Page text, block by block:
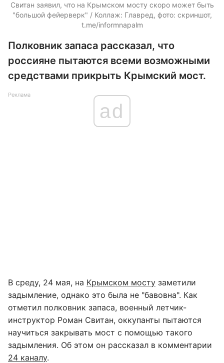
Свитан заявил, что на Крымском мосту скоро может быть
"большой фейерверк" / Коллаж: Главред, фото: скриншот,
t.me/informnapalm
Полковник запаса рассказал, что
россияне пытаются всеми возможными
средствами прикрыть Крымский мост.
Реклама
ad
В среду, 24 мая, на Крымском мосту заметили
задымление, однако это была не "бавовна". Как
отметил полковник запаса, военный летчик-
инструктор Роман Свитан, оккупанты пытаются
научиться закрывать мост с помощью такого
задымления. Об этом он рассказал в комментарии
24 каналу.